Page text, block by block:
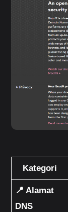
Kategori
📍 Alamat
DNS